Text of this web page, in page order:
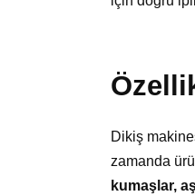
Dikiş
zamanda
kumaşlar,